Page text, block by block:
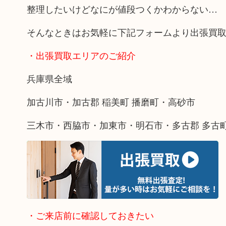
整理したいけどなにが値段つくかわからない…
そんなときはお気軽に下記フォームより出張買
・出張買取エリアのご紹介
兵庫県全域
加古川市・加古郡 稲美町 播磨町・高砂市
三木市・西脇市・加東市・明石市・多古郡 多古
・ご来店前に確認しておきたい